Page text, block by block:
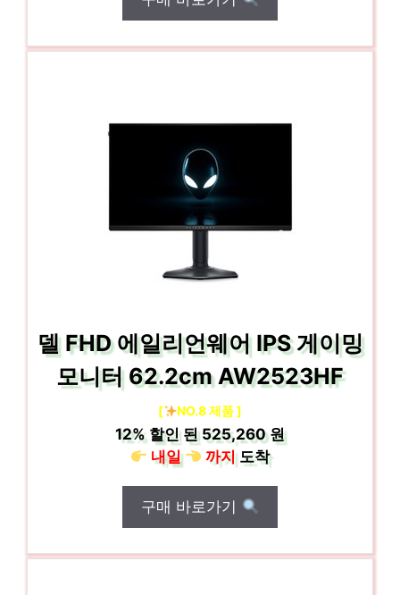
델 FHD 에일리언웨어 IPS 게이밍
모니터 62.2cm AW2523HF
[ NO.8 제품 ]
12%할인 된525,260 원
내일
까지도착
구매 바로가기